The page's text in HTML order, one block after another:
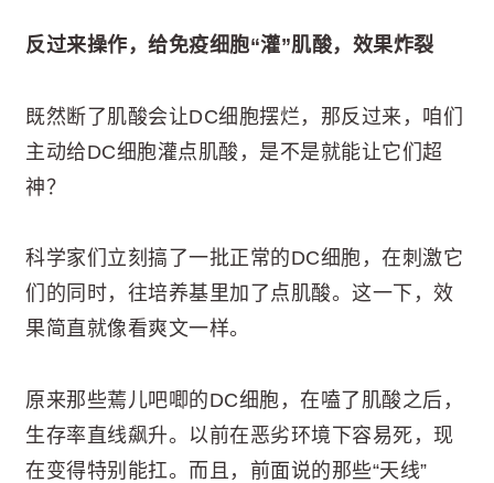
反过来操作，给免疫细胞“灌”肌酸，效果炸裂
既然断了肌酸会让DC细胞摆烂，那反过来，咱们
主动给DC细胞灌点肌酸，是不是就能让它们超
神？
科学家们立刻搞了一批正常的DC细胞，在刺激它
们的同时，往培养基里加了点肌酸。这一下，效
果简直就像看爽文一样。
原来那些蔫儿吧唧的DC细胞，在嗑了肌酸之后，
生存率直线飙升。以前在恶劣环境下容易死，现
在变得特别能扛。而且，前面说的那些“天线”